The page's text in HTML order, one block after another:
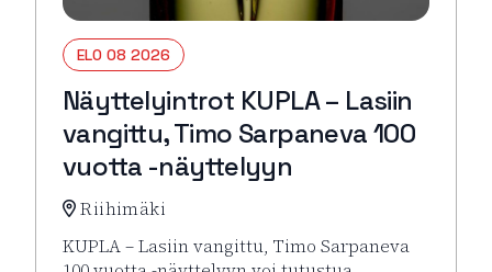
ELO 08 2026
Näyttelyintrot KUPLA – Lasiin
vangittu, Timo Sarpaneva 100
vuotta -näyttelyyn
Riihimäki
KUPLA – Lasiin vangittu, Timo Sarpaneva